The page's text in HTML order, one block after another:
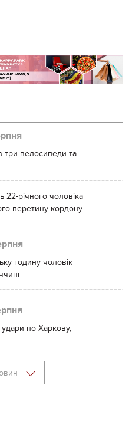
три велосипеди та
22-річного чоловіка
перетину кордону
годину чоловік
по Харкову,